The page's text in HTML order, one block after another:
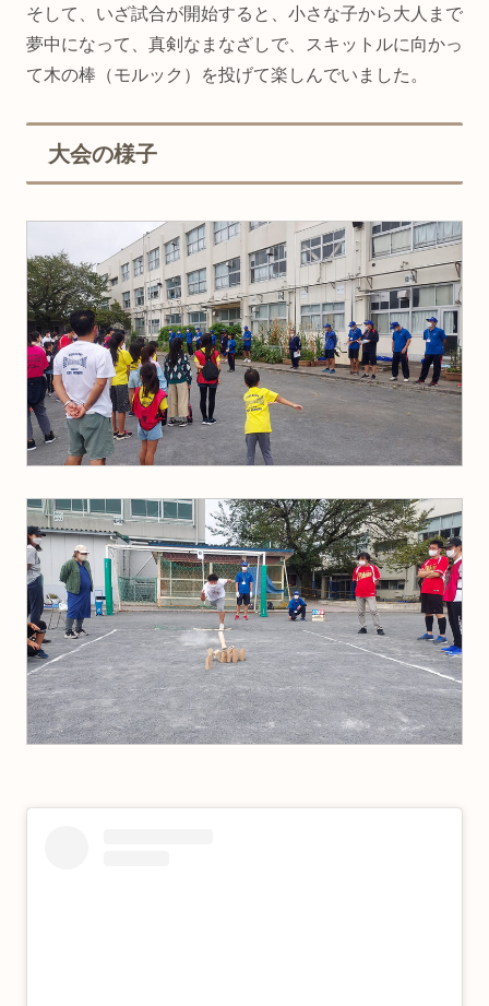
そして、いざ試合が開始すると、小さな子から大人まで
夢中になって、真剣なまなざしで、スキットルに向かっ
て木の棒（モルック）を投げて楽しんでいました。
大会の様子